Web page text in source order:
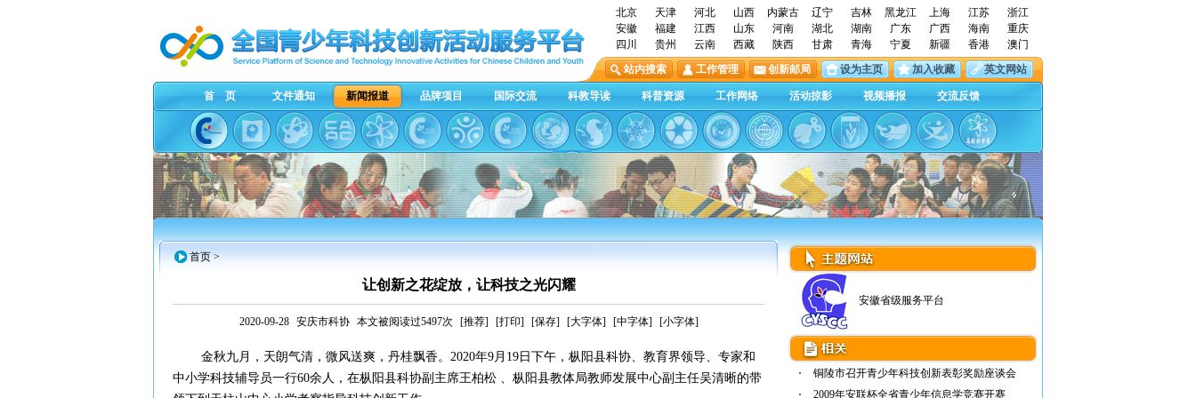
北京 天津 河北 山西 内蒙古 辽宁 吉林 黑龙江 上海 江苏
浙江
安徽
福建 江西 山东 河南 湖北 湖南 广东 广西 海南
重庆
四川
贵州 云南 西藏 陕西 甘肃 青海 宁夏 新疆 香港
澳门
站内搜索
工作管理 创新邮局 设为主页 加入收藏 英文网站
首 页 文件通知 新闻报道 品牌项目 国际交流 科教导读 科普资源 工作网络 活动掠影 视频播报 交流反馈
首页 >
让创新之花绽放，让科技之光闪耀
2020-09-28 安庆市科协 本文被阅读过5497次 [推荐] [打印] [保存] [大字体] [中字体] [小字体]
金秋九月，天朗气清，微风送爽，丹桂飘香。2020年9月19日下午，枞阳县科协、教育界领导、专家和
中小学科技辅导员一行60余人，在枞阳县科协副主席王柏松 、枞阳县教体局教师发展中心副主任吴清晰的带
安徽省级服务平台
铜陵市召开青少年科技创新表彰奖励座谈会
2009年安联杯全省青少年信息学竞赛开赛